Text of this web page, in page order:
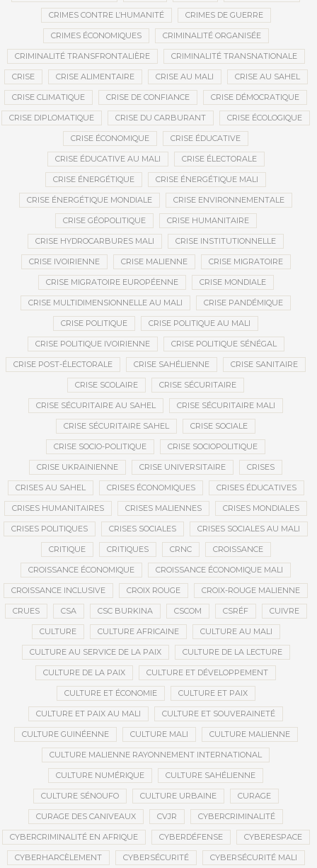
CRIMES CONTRE L’HUMANITÉ CRIMES DE GUERRE
CRIMES ÉCONOMIQUES CRIMINALITÉ ORGANISÉE
CRIMINALITÉ TRANSFRONTALIÈRE CRIMINALITÉ TRANSNATIONALE
CRISE CRISE ALIMENTAIRE CRISE AU MALI CRISE AU SAHEL
CRISE CLIMATIQUE CRISE DE CONFIANCE CRISE DÉMOCRATIQUE
CRISE DIPLOMATIQUE CRISE DU CARBURANT CRISE ÉCOLOGIQUE
CRISE ÉCONOMIQUE CRISE ÉDUCATIVE
CRISE ÉDUCATIVE AU MALI CRISE ÉLECTORALE
CRISE ÉNERGÉTIQUE CRISE ÉNERGÉTIQUE MALI
CRISE ÉNERGÉTIQUE MONDIALE CRISE ENVIRONNEMENTALE
CRISE GÉOPOLITIQUE CRISE HUMANITAIRE
CRISE HYDROCARBURES MALI CRISE INSTITUTIONNELLE
CRISE IVOIRIENNE CRISE MALIENNE CRISE MIGRATOIRE
CRISE MIGRATOIRE EUROPÉENNE CRISE MONDIALE
CRISE MULTIDIMENSIONNELLE AU MALI CRISE PANDÉMIQUE
CRISE POLITIQUE CRISE POLITIQUE AU MALI
CRISE POLITIQUE IVOIRIENNE CRISE POLITIQUE SÉNÉGAL
CRISE POST-ÉLECTORALE CRISE SAHÉLIENNE CRISE SANITAIRE
CRISE SCOLAIRE CRISE SÉCURITAIRE
CRISE SÉCURITAIRE AU SAHEL CRISE SÉCURITAIRE MALI
CRISE SÉCURITAIRE SAHEL CRISE SOCIALE
CRISE SOCIO-POLITIQUE CRISE SOCIOPOLITIQUE
CRISE UKRAINIENNE CRISE UNIVERSITAIRE CRISES
CRISES AU SAHEL CRISES ÉCONOMIQUES CRISES ÉDUCATIVES
CRISES HUMANITAIRES CRISES MALIENNES CRISES MONDIALES
CRISES POLITIQUES CRISES SOCIALES CRISES SOCIALES AU MALI
CRITIQUE CRITIQUES CRNC CROISSANCE
CROISSANCE ÉCONOMIQUE CROISSANCE ÉCONOMIQUE MALI
CROISSANCE INCLUSIVE CROIX ROUGE CROIX-ROUGE MALIENNE
CRUES CSA CSC BURKINA CSCOM CSRÉF CUIVRE
CULTURE CULTURE AFRICAINE CULTURE AU MALI
CULTURE AU SERVICE DE LA PAIX CULTURE DE LA LECTURE
CULTURE DE LA PAIX CULTURE ET DÉVELOPPEMENT
CULTURE ET ÉCONOMIE CULTURE ET PAIX
CULTURE ET PAIX AU MALI CULTURE ET SOUVERAINETÉ
CULTURE GUINÉENNE CULTURE MALI CULTURE MALIENNE
CULTURE MALIENNE RAYONNEMENT INTERNATIONAL
CULTURE NUMÉRIQUE CULTURE SAHÉLIENNE
CULTURE SÉNOUFO CULTURE URBAINE CURAGE
CURAGE DES CANIVEAUX CVJR CYBERCRIMINALITÉ
CYBERCRIMINALITÉ EN AFRIQUE CYBERDÉFENSE CYBERESPACE
CYBERHARCÈLEMENT CYBERSÉCURITÉ CYBERSÉCURITÉ MALI